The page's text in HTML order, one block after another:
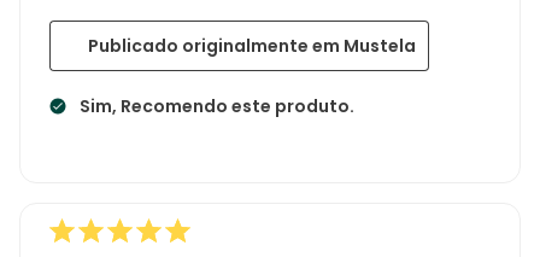
Sim, Recomendo este produto.
Publicado originalmente em Mustela